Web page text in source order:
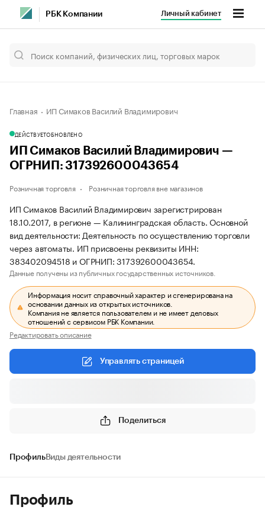
РБК Компании Личный кабинет
Главная ИП Симаков Василий Владимирович
ДЕЙСТВУЕТОБНОВЛЕНО
ИП Симаков Василий Владимирович —
ОГРНИП: 317392600043654
Розничная торговля Розничная торговля вне магазинов
ИП Симаков Василий Владимирович зарегистрирован
18.10.2017, в регионе — Калининградская область. Основной
вид деятельности: Деятельность по осуществлению торговли
через автоматы. ИП присвоены реквизиты ИНН:
383402094518 и ОГРНИП: 317392600043654.
Данные получены из публичных государственных источников.
Информация носит справочный характер и сгенерирована на
основании данных из открытых источников.
Компания не является пользователем и не имеет деловых
отношений с сервисом РБК Компании.
Редактировать описание
Управлять страницей
Поделиться
ПрофильВиды деятельности
Профиль